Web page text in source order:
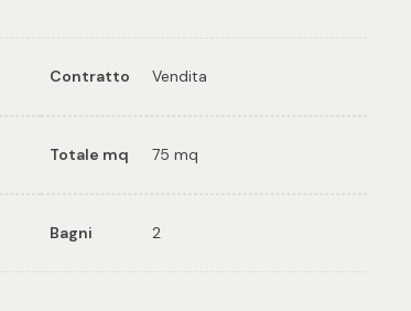
Contratto Vendita
Totale mq 75 mq
Bagni 2